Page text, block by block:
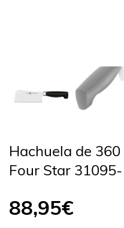
Hachuela de
Four Star
88,95€